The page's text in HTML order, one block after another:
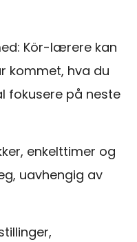
Kör-lærere kan
kommet, hva du
fokusere på neste
enkelttimer og
uavhengig av